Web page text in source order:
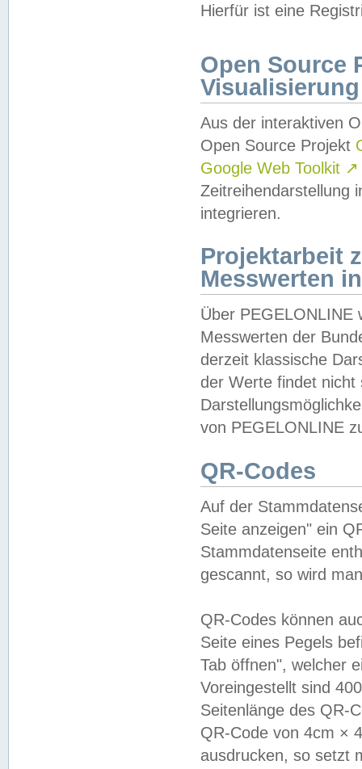
Hierfür ist eine
Open Source
Visualisierung
Aus der interaktiven
Open Source Projekt
Google Web Toolkit ↗
Zeitreihendarstellung
integrieren.
Projektarbeit
Messwerten
Über PEGELONLINE
Messwerten der
derzeit klassische
der Werte findet
von PEGELONLINE
QR-Codes
Auf der
Seite anzeigen" ein
Stammdatenseite
gescannt, so wird
QR-Codes können
Seite eines Pegels
Tab öffnen", welcher
Voreingestellt sind
Seitenlänge des QR-
QR-Code von 4cm ×
ausdrucken, so setzt